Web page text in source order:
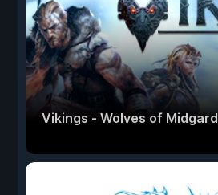
Vikings - Wolves of Midgard